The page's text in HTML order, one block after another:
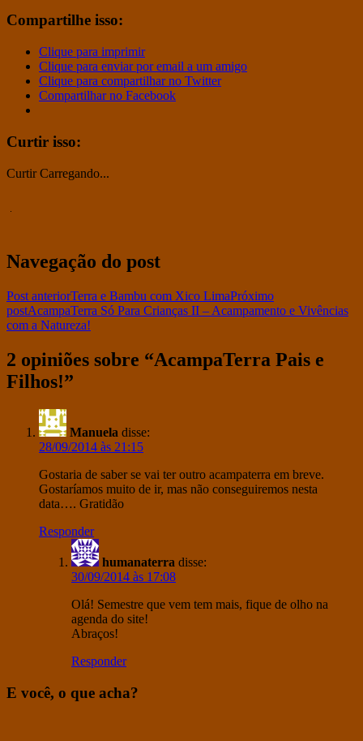
Compartilhe isso:
Clique para imprimir
Clique para enviar por email a um amigo
Clique para compartilhar no Twitter
Compartilhar no Facebook
Curtir isso:
Curtir Carregando...
Navegação do post
Post anteriorTerra e Bambu com Xico LimaPróximo
postAcampaTerra Só Para Crianças II – Acampamento e Vivências
com a Natureza!
2 opiniões sobre “AcampaTerra Pais e
Filhos!”
Manuela disse:
28/09/2014 às 21:15
Gostaria de saber se vai ter outro acampaterra em breve.
Gostaríamos muito de ir, mas não conseguiremos nesta
data…. Gratidão
Responder
humanaterra disse:
30/09/2014 às 17:08
Olá! Semestre que vem tem mais, fique de olho na
agenda do site!
Abraços!
Responder
E você, o que acha?